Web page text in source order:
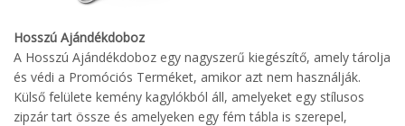
Hosszú Ajándékdoboz
A Hosszú Ajándékdoboz egy nagyszerű kiegészítő, amely tárolja
és védi a Promóciós Terméket, amikor azt nem használják.
Külső felülete kemény kagylókból áll, amelyeket egy stílusos
zipzár tart össze és amelyeken egy fém tábla is szerepel,